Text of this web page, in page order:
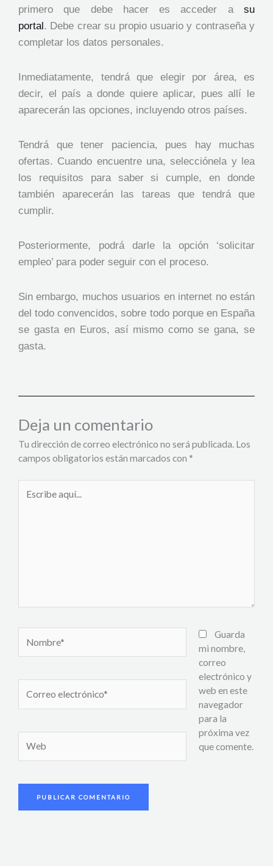
primero que debe hacer es acceder a su
portal . Debe crear su propio usuario y contraseña y
completar los datos personales.
Inmediatamente, tendrá que elegir por área, es
decir, el país a donde quiere aplicar, pues allí le
aparecerán las opciones, incluyendo otros países.
Tendrá que tener paciencia, pues hay muchas
ofertas. Cuando encuentre una, selecciónela y lea
los requisitos para saber si cumple, en donde
también aparecerán las tareas que tendrá que
cumplir.
Posteriormente, podrá darle la opción ‘solicitar
empleo’ para poder seguir con el proceso.
Sin embargo, muchos usuarios en internet no están
del todo convencidos, sobre todo porque en España
se gasta en Euros, así mismo como se gana, se
gasta.
Deja un comentario
Tu dirección de correo electrónico no será publicada. Los
campos obligatorios están marcados con *
aquí...
electrónico*
Guarda
mi nombre,
correo
electrónico y
web en este
navegador
para la
próxima vez
que comente.